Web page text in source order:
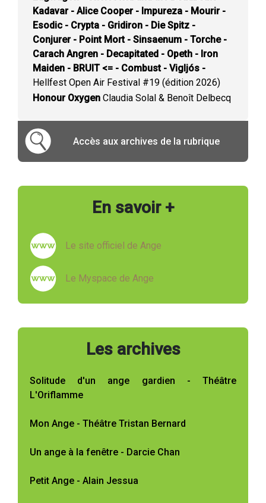
Kadavar - Alice Cooper - Impureza - Mourir -
Esodic - Crypta - Gridiron - Die Spitz -
Conjurer - Point Mort - Sinsaenum - Torche -
Carach Angren - Decapitated - Opeth - Iron
Maiden - BRUIT <= - Combust - Vigljós -
Hellfest Open Air Festival #19 (édition 2026)
Honour Oxygen Claudia Solal & Benoît Delbecq
Accès aux archives de la rubrique
En savoir +
Le site officiel de Ange
Le Myspace de Ange
Les archives
Solitude d'un ange gardien - Théâtre
L'Oriflamme
Mon Ange - Théâtre Tristan Bernard
Un ange à la fenêtre - Darcie Chan
Petit Ange - Alain Jessua